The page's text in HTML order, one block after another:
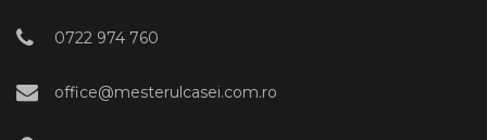
0722 974 760
office@mesterulcasei.com.ro